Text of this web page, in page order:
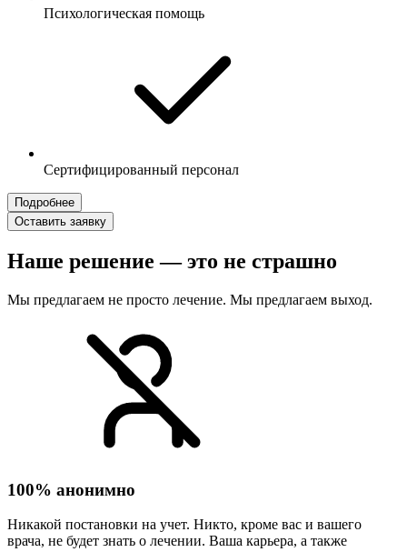
Психологическая помощь
Сертифицированный персонал
Подробнее
Оставить заявку
Наше решение — это не страшно
Мы предлагаем не просто лечение. Мы предлагаем выход.
100% анонимно
Никакой постановки на учет. Никто, кроме вас и вашего
врача, не будет знать о лечении. Ваша карьера, а также